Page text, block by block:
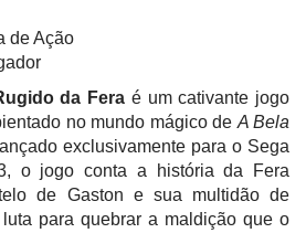
de Ação
da Fera é um cativante jogo
no mundo mágico de A Bela
exclusivamente para o Sega
o jogo conta a história da Fera
de Gaston e sua multidão de
para quebrar a maldição que o